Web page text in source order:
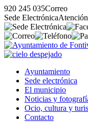
920 245 035Correo
Sede Electrónica
Ayuntamiento
Sede electrónica
El municipio
Noticias y
Ocio, cultura y
Contacto